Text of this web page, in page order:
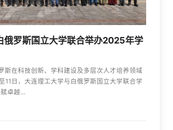
俄罗斯国立大学联合举办2025年学
斯在科技创新、学科建设及多层次人才培养领域
11日，大连理工大学与白俄罗斯国立大学联合学
卓越...